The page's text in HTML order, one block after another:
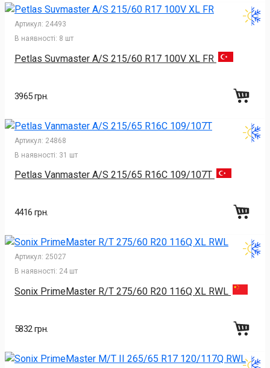
Артикул: 24493
В наявності: 8 шт
Petlas Suvmaster A/S 215/60 R17 100V XL FR
3965 грн.
Артикул: 24868
В наявності: 31 шт
Petlas Vanmaster A/S 215/65 R16C 109/107T
4416 грн.
Артикул: 25027
В наявності: 24 шт
Sonix PrimeMaster R/T 275/60 R20 116Q XL RWL
5832 грн.